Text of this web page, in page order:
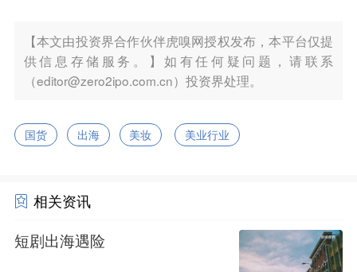
【本文由投资界合作伙伴虎嗅网授权发布，本平台仅提
供信息存储服务。】如有任何疑问题，请联系
（editor@zero2ipo.com.cn）投资界处理。
国货 出海 美妆 美业行业
相关资讯
短剧出海遇险